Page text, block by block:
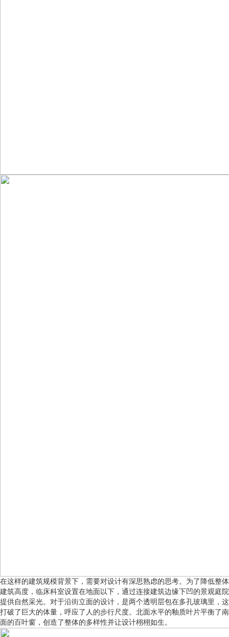
在这样的建筑规模背景下，需要对设计有深思熟虑的思考。为了降低整体
建筑高度，临床科室设置在地面以下，通过连接建筑边缘下凹的景观庭院
提供自然采光。对于沿街立面的设计，是两个透明层包在多孔玻璃里，这
打破了巨大的体量，呼应了人的步行尺度。北面水平的釉质叶片平衡了南
面的百叶窗，创造了整体的多样性并让设计栩栩如生。